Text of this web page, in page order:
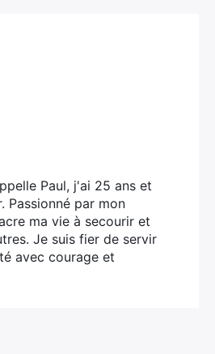
Paul, j'ai 25 ans et
Passionné par mon
ma vie à secourir et
Je suis fier de servir
avec courage et